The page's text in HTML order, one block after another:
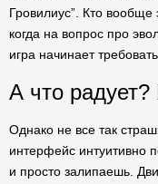
Гровилиус”. Кто
когда на вопрос про
игра начинает
А что
Однако не все так
интерфейс интуитивно
и просто залипаешь.